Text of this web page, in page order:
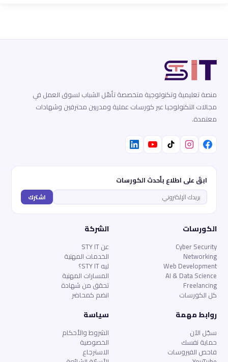
منصة تعليمية وتكنولوجية متخصصة تأهّل الشباب لسوق العمل في
مجالات التكنولوجيا عبر كورسات عملية ومدربين محترفين وشهادات
معتمدة.
ابقَ على اطلاع بأحدث الكورسات
اشترك
الكورسات
Cyber Security
Networking
Web Development
AI & Data Science
Freelancing
كل الكورسات
الشركة
عن STY IT
الخدمات المهنية
ليه STY IT؟
المسارات المهنية
تحقق من شهادة
انضم كمحاضر
روابط مهمة
سجّل الآن
حماية نفسك
فاحص الفيروسات
سياسة
الشروط والأحكام
الخصوصية
الاسترجاع